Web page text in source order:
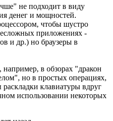
не подходит в виду
денег и мощностей.
чтобы шустро
приложениях -
и др.) но браузеры в
например, в обзорах "дракон
но в простых операциях,
клавиатуры вдруг
использовании некоторых